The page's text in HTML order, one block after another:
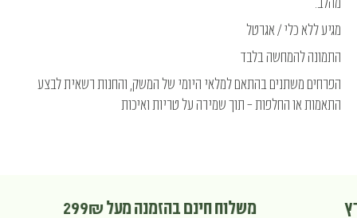
מגיע ללא כלי / אגרטל
התמונה להמחשה בלבד
הפרחים משתנים בהתאם למלאי היומי של המשק, והחנות רשאית לבצע
התאמות או החלפות – תוך שמירה על טריות ואיכות
משלוח חינם בהזמנה מעל 299₪